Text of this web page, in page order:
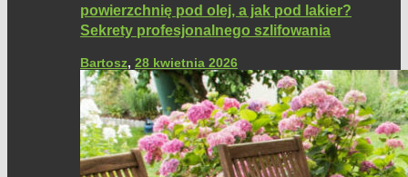
powierzchnię pod olej, a jak pod lakier?
Sekrety profesjonalnego szlifowania
Bartosz, 28 kwietnia 2026